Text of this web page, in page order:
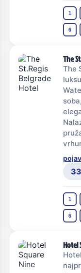
1
6
The
The
33
1
6
Hotel